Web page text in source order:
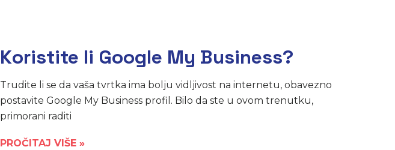
Koristite li Google My Business?
Trudite li se da vaša tvrtka ima bolju vidljivost na internetu, obavezno
postavite Google My Business profil. Bilo da ste u ovom trenutku,
primorani raditi
PROČITAJ VIŠE »